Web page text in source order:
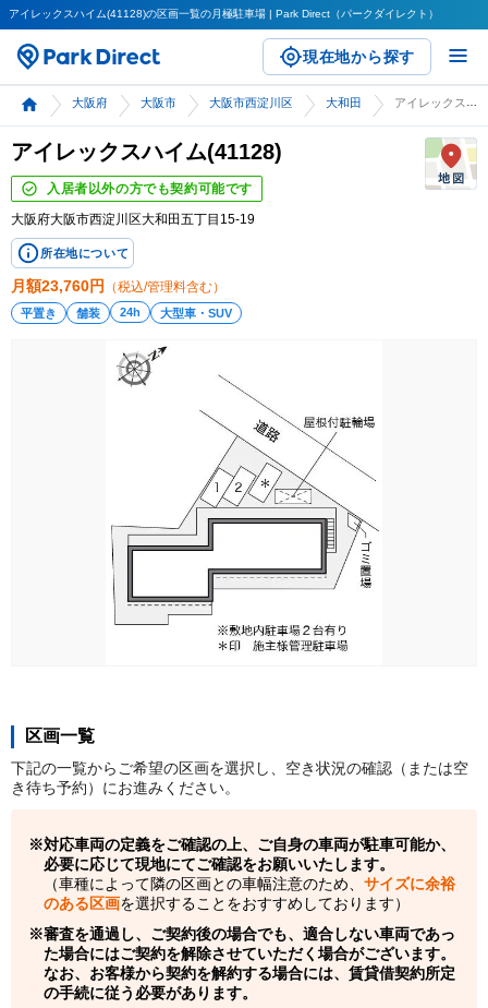
アイレックスハイム(41128)の区画一覧の月極駐車場 | Park Direct（パークダイレクト）
現在地から探す
大阪府 大阪市 大阪市西淀川区 大和田
アイレックスハイム(41128)
入居者以外の方でも契約可能です
大阪府大阪市西淀川区大和田五丁目15-19
所在地について
月額23,760円 （税込/管理料含む）
平置き 舗装 24h 大型車・SUV
区画一覧
下記の一覧からご希望の区画を選択し、空き状況の確認（または空
き待ち予約）にお進みください。
対応車両の定義をご確認の上、ご自身の車両が駐車可能か、
必要に応じて現地にてご確認をお願いいたします。
（車種によって隣の区画との車幅注意のため、 サイズに余裕
のある区画を選択することをおすすめしております）
審査を通過し、ご契約後の場合でも、適合しない車両であっ
た場合にはご契約を解除させていただく場合がございます。
なお、お客様から契約を解約する場合には、賃貸借契約所定
の手続に従う必要があります。